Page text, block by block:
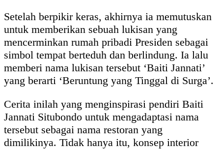
Setelah berpikir keras, akhirnya ia memutuskan
untuk memberikan sebuah lukisan yang
mencerminkan rumah pribadi Presiden sebagai
simbol tempat berteduh dan berlindung. Ia lalu
memberi nama lukisan tersebut ‘Baiti Jannati’
yang berarti ‘Beruntung yang Tinggal di Surga’.
Cerita inilah yang menginspirasi pendiri Baiti
Jannati Situbondo untuk mengadaptasi nama
tersebut sebagai nama restoran yang
dimilikinya. Tidak hanya itu, konsep interior